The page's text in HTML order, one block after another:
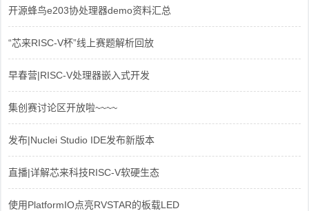
开源蜂鸟e203协处理器demo资料汇总
“芯来RISC-V杯”线上赛题解析回放
早春营|RISC-V处理器嵌入式开发
集创赛讨论区开放啦~~~~
发布|Nuclei Studio IDE发布新版本
直播|详解芯来科技RISC-V软硬生态
使用PlatformIO点亮RVSTAR的板载LED